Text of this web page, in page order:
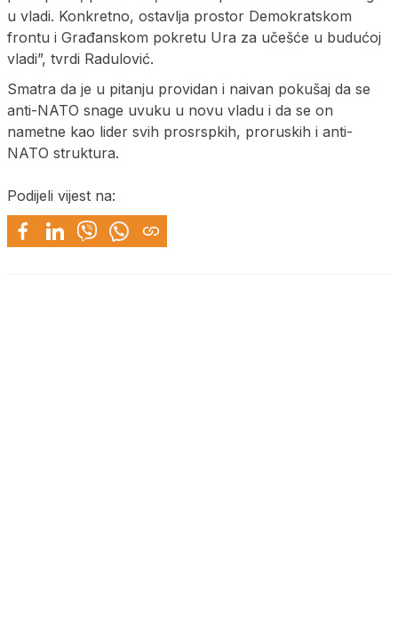
u vladi. Konkretno, ostavlja prostor Demokratskom
frontu i Građanskom pokretu Ura za učešće u budućoj
vladi”, tvrdi Radulović.
Smatra da je u pitanju providan i naivan pokušaj da se
anti-NATO snage uvuku u novu vladu i da se on
nametne kao lider svih prosrspkih, proruskih i anti-
NATO struktura.
Podijeli vijest na: